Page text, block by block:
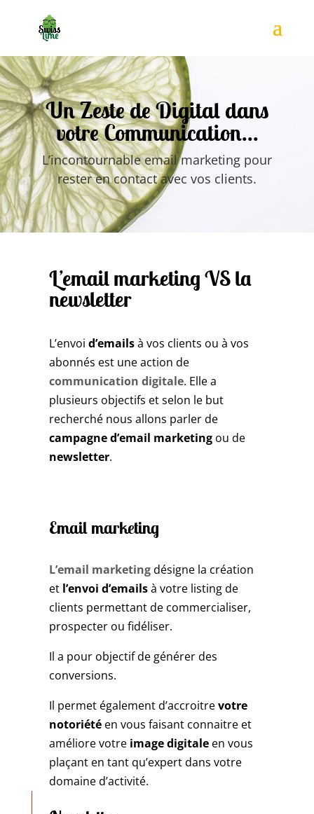
Un Zeste de Digital dans
votre Communication...
L’incontournable email marketing pour
rester en contact avec vos clients.
L’email marketing VS la
newsletter
L’envoi d’emailsà vos clients ou à vos
abonnés est une action de
communication digitale. Elle a
plusieurs objectifs et selon le but
recherché nous allons parler de
campagne d’email marketingou de
newsletter.
Email marketing
L’email marketingdésigne la création
et l’envoi d’emailsà votre listing de
clients permettant de commercialiser,
prospecter ou fidéliser.
Il a pour objectif de générer des
conversions.
Il permet également d’accroitrevotre
notoriétéen vous faisant connaitre et
améliore votre image digitaleen vous
plaçant en tant qu’expert dans votre
domaine d’activité.